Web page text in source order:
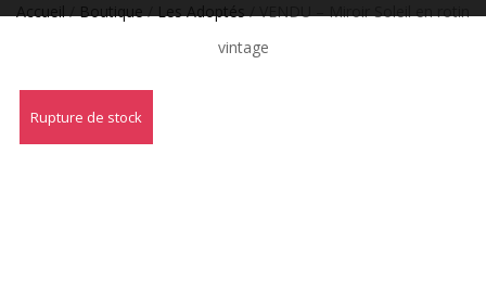
Accueil/Boutique/Les Adoptés/ VENDU – Miroir Soleil en rotin
vintage
Rupture de stock